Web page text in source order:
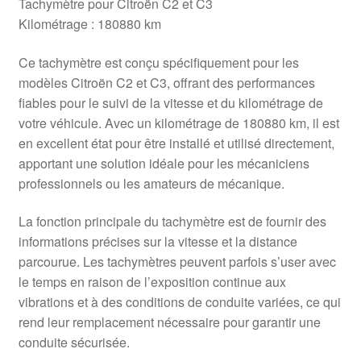
Kilométrage : 180880 km
Ce tachymètre est conçu spécifiquement pour les
modèles Citroën C2 et C3, offrant des performances
fiables pour le suivi de la vitesse et du kilométrage de
votre véhicule. Avec un kilométrage de 180880 km, il est
en excellent état pour être installé et utilisé directement,
apportant une solution idéale pour les mécaniciens
professionnels ou les amateurs de mécanique.
La fonction principale du tachymètre est de fournir des
informations précises sur la vitesse et la distance
parcourue. Les tachymètres peuvent parfois s’user avec
le temps en raison de l’exposition continue aux
vibrations et à des conditions de conduite variées, ce qui
rend leur remplacement nécessaire pour garantir une
conduite sécurisée.